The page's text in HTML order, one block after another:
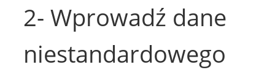
2- Wprowadź dane
niestandardowego